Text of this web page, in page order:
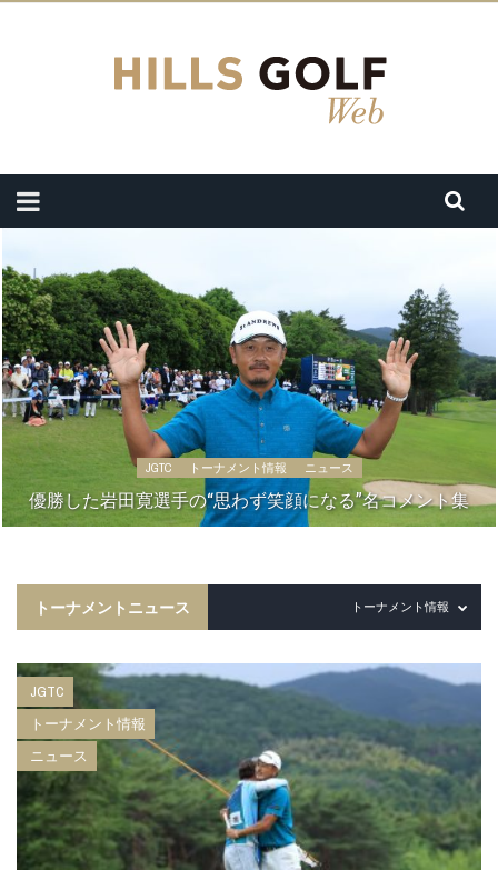
JGTC トーナメント情報 ニュース
優勝した岩田寛選手の“思わず笑顔になる”名コメント集
トーナメントニュース トーナメント情報
JGTC
トーナメント情報
ニュース